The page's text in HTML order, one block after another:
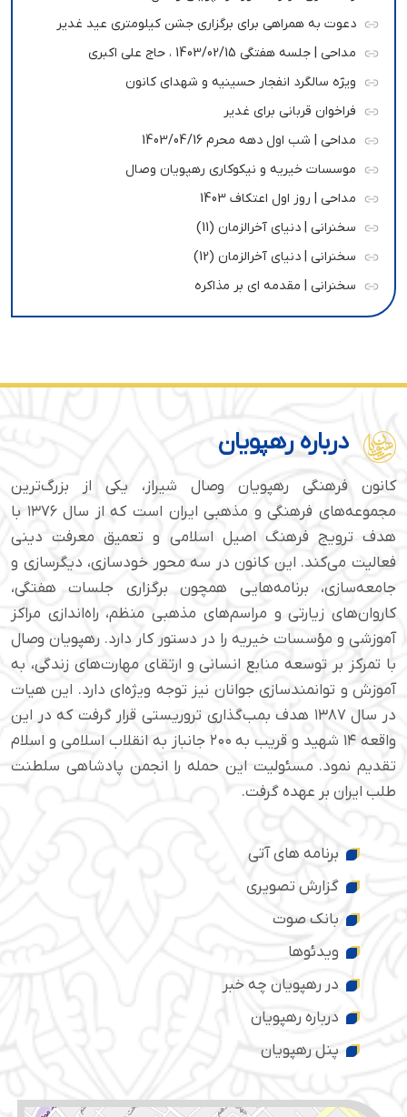
دعوت به همراهی برای برگزاری جشن کیلومتری عید غدیر
مداحی | جلسه هفتگی 1403/02/15 ، حاج علی اکبری
ویژه سالگرد انفجار حسینیه و شهدای کانون
فراخوان قربانی برای غدیر
مداحی | شب اول دهه محرم 1403/04/16
موسسات خیریه و نیکوکاری رهپویان وصال
مداحی | روز اول اعتکاف 1403
سخنرانی | دنیای آخرالزمان (11)
سخنرانی | دنیای آخرالزمان (12)
سخنرانی | مقدمه ای بر مذاکره
درباره رهپویان
کانون فرهنگی رهپویان وصال شیراز، یکی از بزرگ‌ترین
مجموعه‌های فرهنگی و مذهبی ایران است که از سال ۱۳۷۶ با
هدف ترویج فرهنگ اصیل اسلامی و تعمیق معرفت دینی
فعالیت می‌کند. این کانون در سه محور خودسازی، دیگرسازی و
جامعه‌سازی، برنامه‌هایی همچون برگزاری جلسات هفتگی،
کاروان‌های زیارتی و مراسم‌های مذهبی منظم، راه‌اندازی مراکز
آموزشی و مؤسسات خیریه را در دستور کار دارد. رهپویان وصال
با تمرکز بر توسعه منابع انسانی و ارتقای مهارت‌های زندگی، به
آموزش و توانمندسازی جوانان نیز توجه ویژه‌ای دارد. این هیات
در سال ۱۳۸۷ هدف بمب‌گذاری تروریستی قرار گرفت که در این
واقعه ۱۴ شهید و قریب به ۲۰۰ جانباز به انقلاب اسلامی و اسلام
تقدیم نمود. مسئولیت این حمله را انجمن پادشاهی سلطنت
طلب ایران بر عهده گرفت.
برنامه های آتی
گزارش تصویری
بانک صوت
ویدئوها
در رهپویان چه خبر
درباره رهپویان
پنل رهپویان